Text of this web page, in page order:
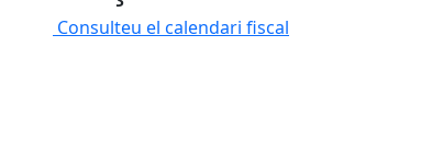
Consulteu el calendari fiscal